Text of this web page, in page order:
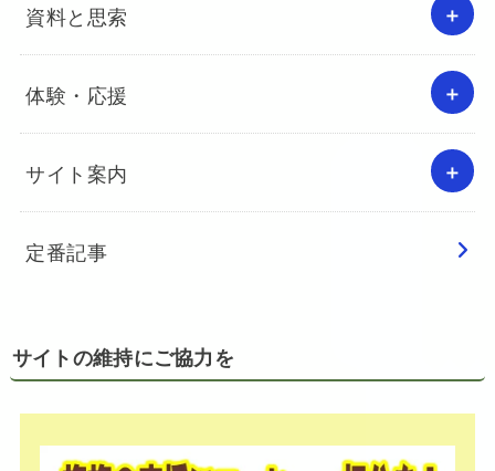
資料と思索
体験・応援
サイト案内
定番記事
サイトの維持にご協力を